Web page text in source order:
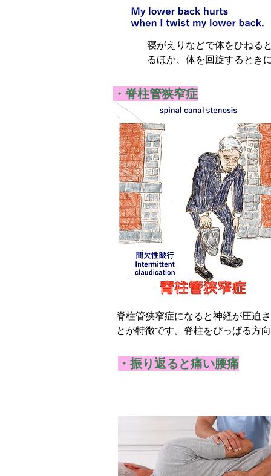
寝がえりなどで体をひねる
るほか、体を回旋するとき
If your lower back hurts
the causes.The psoas
psoas muscles will
acupuncture and manual
#腰痛 #腰が痛い #ギック
・脊柱管狭窄症
脊柱管狭窄症になると神経が圧迫
とが特徴です。脊柱をぴっぱる方
・​振り返ると痛い腰痛